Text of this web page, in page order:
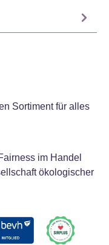
Sortiment für alles
im Handel
ökologischer